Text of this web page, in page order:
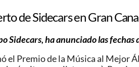
de Sidecars en Gran
Sidecars, ha anunciado las
el Premio de la Música al Mejor